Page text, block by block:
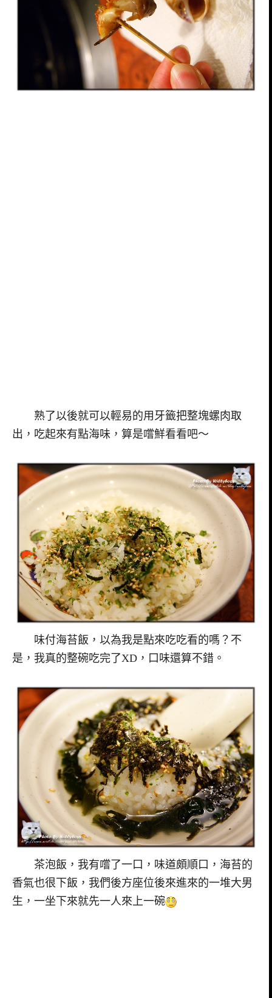
熟了以後就可以輕易的用牙籤把整塊螺肉取
出，吃起來有點海味，算是嚐鮮看看吧～
味付海苔飯，以為我是點來吃吃看的嗎？不
是，我真的整碗吃完了XD，口味還算不錯。
茶泡飯，我有嚐了一口，味道頗順口，海苔的
香氣也很下飯，我們後方座位後來進來的一堆大男
生，一坐下來就先一人來上一碗